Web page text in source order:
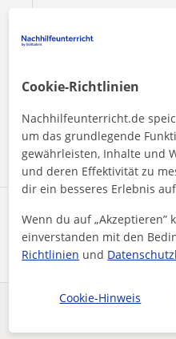
Profil teilen
unseremImpressumund
Enthält dieses Profil
Cookie-Richtlinien
Nachhilfeunterricht.de
um das grundlegende
gewährleisten, Inhalte und
und deren Effektivität zu
dir ein besseres Erlebnis
Wenn du auf „Akzeptieren”
einverstanden mit den
Richtlinien und
Cookie-Hinweis